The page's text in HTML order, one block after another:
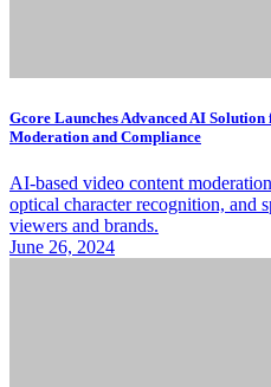
Gcore Launches Advanced AI
Moderation and Compliance
AI-based video content
optical character recognition, and
viewers and brands.
June 26, 2024